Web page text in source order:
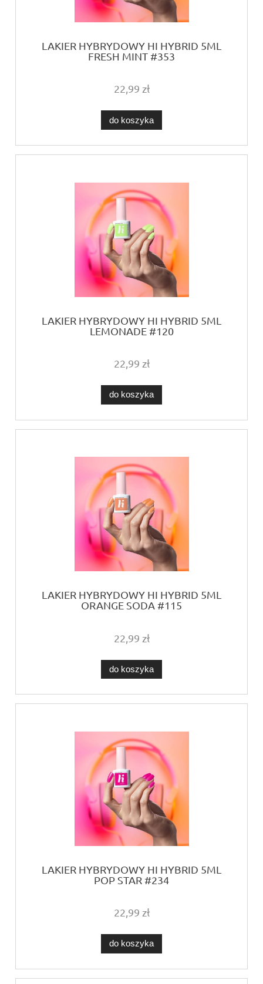
LAKIER HYBRYDOWY HI HYBRID 5ML
FRESH MINT #353
22,99 zł
do koszyka
LAKIER HYBRYDOWY HI HYBRID 5ML
LEMONADE #120
22,99 zł
do koszyka
LAKIER HYBRYDOWY HI HYBRID 5ML
ORANGE SODA #115
22,99 zł
do koszyka
LAKIER HYBRYDOWY HI HYBRID 5ML
POP STAR #234
22,99 zł
do koszyka